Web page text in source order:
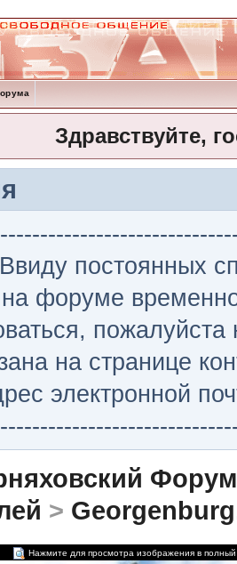
Здравствуйте,
постоянных
на форуме
на странице
электронной
Форум
>
Нажмите для просмотра изображения в